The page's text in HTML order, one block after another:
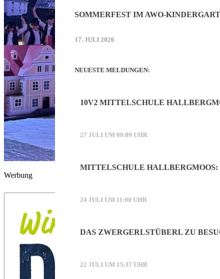
SOMMERFEST IM AWO-
17. JULI 2026
NEUESTE MELDUNGEN:
10V2 MITTELSCHULE
27 JULI UM 09:09 UHR
MITTELSCHULE
24 JULI UM 11:00 UHR
DAS ZWERGERLSTÜBERL ZU
22 JULI UM 15:37 UHR
Werbung